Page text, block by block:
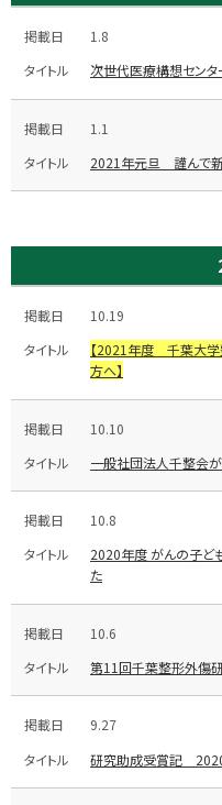
1.8
次世代医療構想セン
1.1
2021年元旦 謹んで
10.19
【2021年度 千葉大学
方へ】
10.10
一般社団法人千整会
10.8
2020年度 がんの子ど
た
10.6
第11回千葉整形外傷
9.27
研究助成受賞記